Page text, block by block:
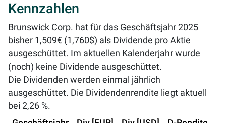
Kennzahlen
Brunswick Corp. hat für das Geschäftsjahr 2025
bisher 1,509€ (1,760$) als Dividende pro Aktie
ausgeschüttet. Im aktuellen Kalenderjahr wurde
(noch) keine Dividende ausgeschüttet.
Die Dividenden werden einmal jährlich
ausgeschüttet. Die Dividendenrendite liegt aktuell
bei 2,26 %.